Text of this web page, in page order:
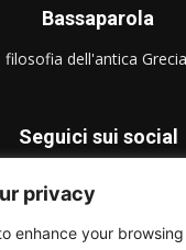
privacy
enhance your
Bassaparola
dell'antica Grecia
Seguici sui social